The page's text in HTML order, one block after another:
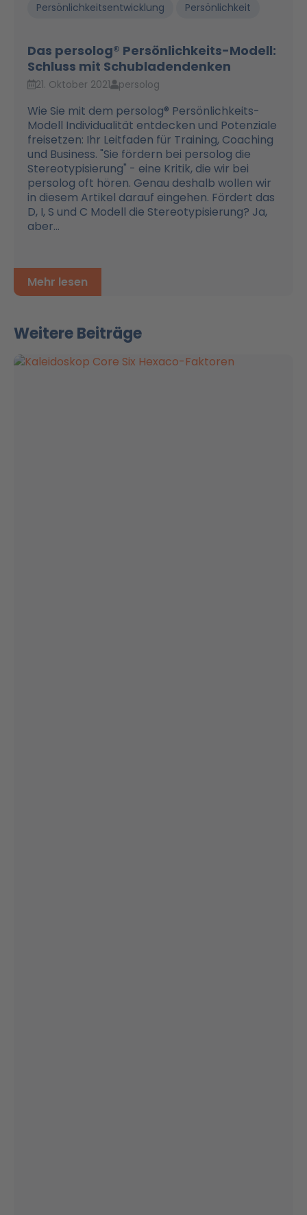
Persönlichkeitsentwicklung Persönlichkeit
Das persolog® Persönlichkeits-Modell:
Schluss mit Schubladendenken
21. Oktober 2021 persolog
Wie Sie mit dem persolog® Persönlichkeits-
Modell Individualität entdecken und Potenziale
freisetzen: Ihr Leitfaden für Training, Coaching
und Business. "Sie fördern bei persolog die
Stereotypisierung" - eine Kritik, die wir bei
persolog oft hören. Genau deshalb wollen wir
in diesem Artikel darauf eingehen. Fördert das
D, I, S und C Modell die Stereotypisierung? Ja,
aber...
Mehr lesen
Weitere Beiträge